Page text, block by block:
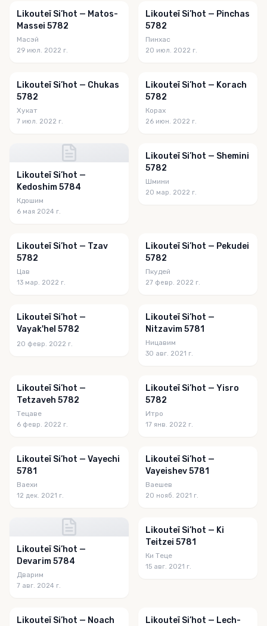
Likouteï Si’hot — Matos-
Massei 5782
Масэй
29 июл. 2022 г.
Likouteï Si’hot — Pinchas
5782
Пинхас
20 июл. 2022 г.
Likouteï Si’hot — Chukas
5782
Хукат
7 июл. 2022 г.
Likouteï Si’hot — Korach
5782
Корах
26 июн. 2022 г.
Likouteï Si’hot —
Kedoshim 5784
Кдошим
6 мая 2024 г.
Likouteï Si’hot — Shemini
5782
Шмини
20 мар. 2022 г.
Likouteï Si’hot — Tzav
5782
Цав
13 мар. 2022 г.
Likouteï Si’hot — Pekudei
5782
Пкудей
27 февр. 2022 г.
Likouteï Si’hot —
Vayak'hel 5782
20 февр. 2022 г.
Likouteï Si’hot —
Nitzavim 5781
Ницавим
30 авг. 2021 г.
Likouteï Si’hot —
Tetzaveh 5782
Тецаве
6 февр. 2022 г.
Likouteï Si’hot — Yisro
5782
Итро
17 янв. 2022 г.
Likouteï Si’hot — Vayechi
5781
Ваехи
12 дек. 2021 г.
Likouteï Si’hot —
Vayeishev 5781
Ваешев
20 нояб. 2021 г.
Likouteï Si’hot —
Devarim 5784
Дварим
7 авг. 2024 г.
Likouteï Si’hot — Ki
Teitzei 5781
Ки Теце
15 авг. 2021 г.
Likouteï Si’hot — Noach
Likouteï Si’hot — Lech-